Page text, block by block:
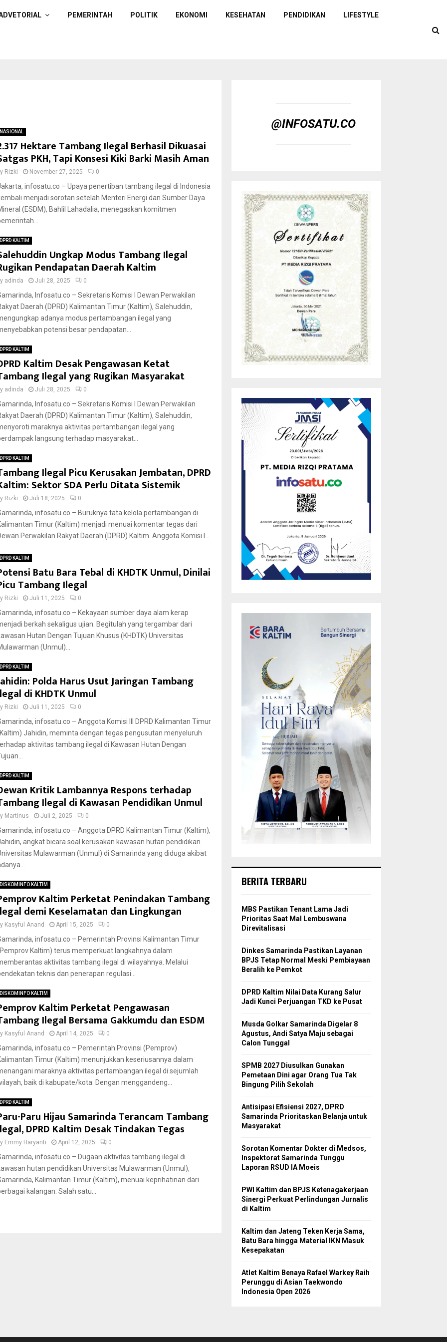
PEMERINTAH POLITIK EKONOMI KESEHATAN PENDIDIKAN LIFESTYLE
NASIONAL
Hektare Tambang Ilegal Berhasil Dikuasai
PKH, Tapi Konsesi Kiki Barki Masih Aman
Rizki November 27, 2025 0
infosatu.co – Upaya penertiban tambang ilegal di Indonesia
menjadi sorotan setelah Menteri Energi dan Sumber Daya
(ESDM), Bahlil Lahadalia, menegaskan komitmen
DPRD KALTIM
Ungkap Modus Tambang Ilegal
Pendapatan Daerah Kaltim
adinda Juli 28, 2025 0
Infosatu.co – Sekretaris Komisi I Dewan Perwakilan
Daerah (DPRD) Kalimantan Timur (Kaltim), Salehuddin,
adanya modus pertambangan ilegal yang
potensi besar pendapatan...
DPRD KALTIM
Kaltim Desak Pengawasan Ketat
Ilegal yang Rugikan Masyarakat
adinda Juli 28, 2025 0
Infosatu.co – Sekretaris Komisi I Dewan Perwakilan
Daerah (DPRD) Kalimantan Timur (Kaltim), Salehuddin,
maraknya aktivitas pertambangan ilegal yang
langsung terhadap masyarakat...
DPRD KALTIM
Ilegal Picu Kerusakan Jembatan, DPRD
Sektor SDA Perlu Ditata Sistemik
Rizki Juli 18, 2025 0
infosatu.co – Buruknya tata kelola pertambangan di
Timur (Kaltim) menjadi menuai komentar tegas dari
Perwakilan Rakyat Daerah (DPRD) Kaltim. Anggota Komisi I...
DPRD KALTIM
Batu Bara Tebal di KHDTK Unmul, Dinilai
Tambang Ilegal
Rizki Juli 11, 2025 0
infosatu.co – Kekayaan sumber daya alam kerap
berkah sekaligus ujian. Begitulah yang tergambar dari
Hutan Dengan Tujuan Khusus (KHDTK) Universitas
(Unmul)...
DPRD KALTIM
Polda Harus Usut Jaringan Tambang
di KHDTK Unmul
Rizki Juli 11, 2025 0
infosatu.co – Anggota Komisi III DPRD Kalimantan Timur
Jahidin, meminta dengan tegas pengusutan menyeluruh
aktivitas tambang ilegal di Kawasan Hutan Dengan
DPRD KALTIM
Kritik Lambannya Respons terhadap
Ilegal di Kawasan Pendidikan Unmul
Martinus Juli 2, 2025 0
infosatu.co – Anggota DPRD Kalimantan Timur (Kaltim),
angkat bicara soal kerusakan kawasan hutan pendidikan
Mulawarman (Unmul) di Samarinda yang diduga akibat
DISKOMINFO KALTIM
Kaltim Perketat Penindakan Tambang
demi Keselamatan dan Lingkungan
Kasyful Anand April 15, 2025 0
infosatu.co – Pemerintah Provinsi Kalimantan Timur
Kaltim) terus memperkuat langkahnya dalam
aktivitas tambang ilegal di wilayahnya. Melalui
teknis dan penerapan regulasi...
DISKOMINFO KALTIM
Kaltim Perketat Pengawasan
Ilegal Bersama Gakkumdu dan ESDM
Kasyful Anand April 14, 2025 0
infosatu.co – Pemerintah Provinsi (Pemprov)
Timur (Kaltim) menunjukkan keseriusannya dalam
maraknya aktivitas pertambangan ilegal di sejumlah
baik di kabupate/kota. Dengan menggandeng...
DPRD KALTIM
Paru Hijau Samarinda Terancam Tambang
DPRD Kaltim Desak Tindakan Tegas
Emmy Haryanti April 12, 2025 0
infosatu.co – Dugaan aktivitas tambang ilegal di
hutan pendidikan Universitas Mulawarman (Unmul),
Kalimantan Timur (Kaltim), menuai keprihatinan dari
kalangan. Salah satu...
@INFOSATU.CO
BERITA TERBARU
MBS Pastikan Tenant Lama Jadi
Prioritas Saat Mal Lembuswana
Direvitalisasi
Dinkes Samarinda Pastikan Layanan
BPJS Tetap Normal Meski Pembiayaan
Beralih ke Pemkot
DPRD Kaltim Nilai Data Kurang Salur
Jadi Kunci Perjuangan TKD ke Pusat
Musda Golkar Samarinda Digelar 8
Agustus, Andi Satya Maju sebagai
Calon Tunggal
SPMB 2027 Diusulkan Gunakan
Pemetaan Dini agar Orang Tua Tak
Bingung Pilih Sekolah
Antisipasi Efisiensi 2027, DPRD
Samarinda Prioritaskan Belanja untuk
Masyarakat
Sorotan Komentar Dokter di Medsos,
Inspektorat Samarinda Tunggu
Laporan RSUD IA Moeis
PWI Kaltim dan BPJS Ketenagakerjaan
Sinergi Perkuat Perlindungan Jurnalis
di Kaltim
Kaltim dan Jateng Teken Kerja Sama,
Batu Bara hingga Material IKN Masuk
Kesepakatan
Atlet Kaltim Benaya Rafael Warkey Raih
Perunggu di Asian Taekwondo
Indonesia Open 2026